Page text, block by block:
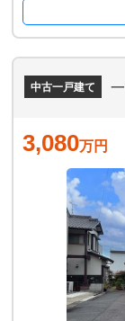
中古一戸建て
3,080万円